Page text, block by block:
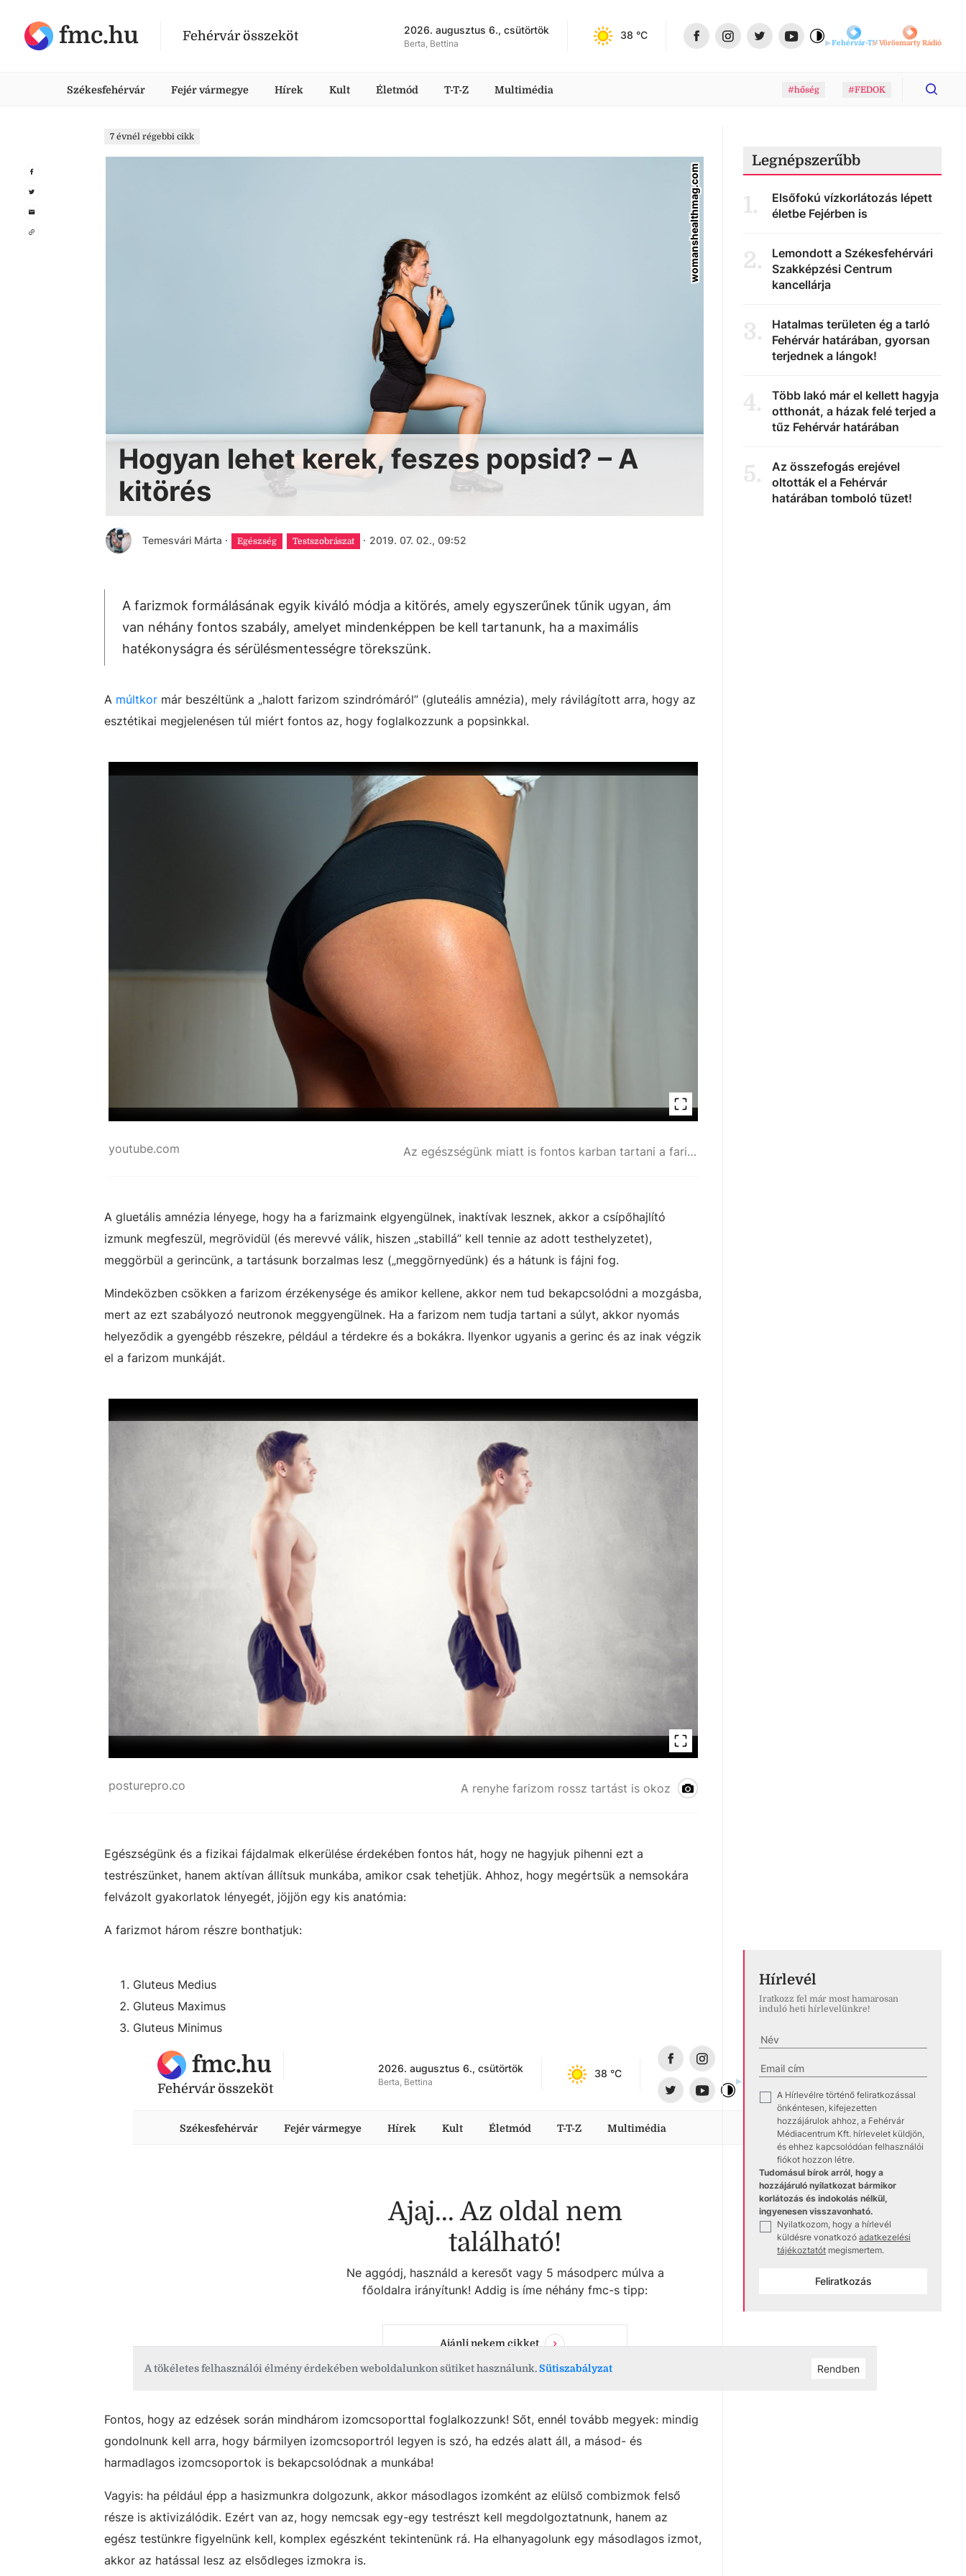
fmc.hu Fehérvár összeköt 2026. augusztus 6., csütörtök
Berta, Bettina
38 °C
Fehérvár-TVVörösmarty Rádió
Székesfehérvár Fejér vármegye Hírek Kult Életmód T-T-Z Multimédia #hőség #FEDOK
7 évnél régebbi cikk
womanshealthmag.com
Hogyan lehet kerek, feszes popsid? – A
kitörés
Temesvári Márta · Egészség Testszobrászat · 2019. 07. 02., 09:52
A farizmok formálásának egyik kiváló módja a kitörés, amely egyszerűnek tűnik ugyan, ám
van néhány fontos szabály, amelyet mindenképpen be kell tartanunk, ha a maximális
hatékonyságra és sérülésmentességre törekszünk.
A múltkor már beszéltünk a „halott farizom szindrómáról” (gluteális amnézia), mely rávilágított arra, hogy az
esztétikai megjelenésen túl miért fontos az, hogy foglalkozzunk a popsinkkal.
youtube.com Az egészségünk miatt is fontos karban tartani a farizmokat
A gluetális amnézia lényege, hogy ha a farizmaink elgyengülnek, inaktívak lesznek, akkor a csípőhajlító
izmunk megfeszül, megrövidül (és merevvé válik, hiszen „stabillá” kell tennie az adott testhelyzetet),
meggörbül a gerincünk, a tartásunk borzalmas lesz („meggörnyedünk) és a hátunk is fájni fog.
Mindeközben csökken a farizom érzékenysége és amikor kellene, akkor nem tud bekapcsolódni a mozgásba,
mert az ezt szabályozó neutronok meggyengülnek. Ha a farizom nem tudja tartani a súlyt, akkor nyomás
helyeződik a gyengébb részekre, például a térdekre és a bokákra. Ilyenkor ugyanis a gerinc és az inak végzik
el a farizom munkáját.
posturepro.co A renyhe farizom rossz tartást is okoz
Egészségünk és a fizikai fájdalmak elkerülése érdekében fontos hát, hogy ne hagyjuk pihenni ezt a
testrészünket, hanem aktívan állítsuk munkába, amikor csak tehetjük. Ahhoz, hogy megértsük a nemsokára
felvázolt gyakorlatok lényegét, jöjjön egy kis anatómia:
A farizmot három részre bonthatjuk:
Gluteus Medius
Gluteus Maximus
Gluteus Minimus
Fontos, hogy az edzések során mindhárom izomcsoporttal foglalkozzunk! Sőt, ennél tovább megyek: mindig
gondolnunk kell arra, hogy bármilyen izomcsoportról legyen is szó, ha edzés alatt áll, a másod- és
harmadlagos izomcsoportok is bekapcsolódnak a munkába!
Vagyis: ha például épp a hasizmunkra dolgozunk, akkor másodlagos izomként az elülső combizmok felső
része is aktivizálódik. Ezért van az, hogy nemcsak egy-egy testrészt kell megdolgoztatnunk, hanem az
egész testünkre figyelnünk kell, komplex egészként tekintenünk rá. Ha elhanyagolunk egy másodlagos izmot,
akkor az hatással lesz az elsődleges izmokra is.
Legnépszerűbb
1.
Elsőfokú vízkorlátozás lépett
életbe Fejérben is
2.
Lemondott a Székesfehérvári
Szakképzési Centrum
kancellárja
3.
Hatalmas területen ég a tarló
Fehérvár határában, gyorsan
terjednek a lángok!
4.
Több lakó már el kellett hagyja
otthonát, a házak felé terjed a
tűz Fehérvár határában
5.
Az összefogás erejével
oltották el a Fehérvár
határában tomboló tüzet!
Hírlevél
Iratkozz fel már most hamarosan
induló heti hírlevelünkre!
✓
A Hírlevélre történő feliratkozással
önkéntesen, kifejezetten
hozzájárulok ahhoz, a Fehérvár
Médiacentrum Kft. hírlevelet küldjön,
és ehhez kapcsolódóan felhasználói
fiókot hozzon létre.
Tudomásul bírok arról, hogy a
hozzájáruló nyilatkozat bármikor
korlátozás és indokolás nélkül,
ingyenesen visszavonható.
✓
Nyilatkozom, hogy a hírlevél
küldésre vonatkozó adatkezelési
tájékoztatót megismertem.
Feliratkozás